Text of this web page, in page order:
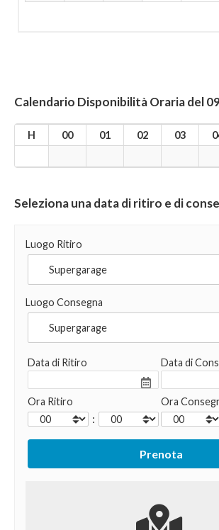
Calendario Disponibilità Oraria del
H 00 01 02 03
Seleziona una data di ritiro e di
Luogo Ritiro
Luogo Consegna
Data di Ritiro
Ora Ritiro
:
Data di
Ora